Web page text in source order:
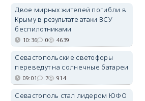
Двое мирных жителей погибли в
Крыму в результате атаки ВСУ
беспилотниками
10:36 0 4639
Севастопольские светофоры
переведут на солнечные батареи
09:01 7 914
Севастополь стал лидером ЮФО